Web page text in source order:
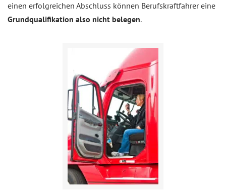
einen erfolgreichen Abschluss können Berufskraftfahrer eine
Grundqualifikation also nicht belegen.